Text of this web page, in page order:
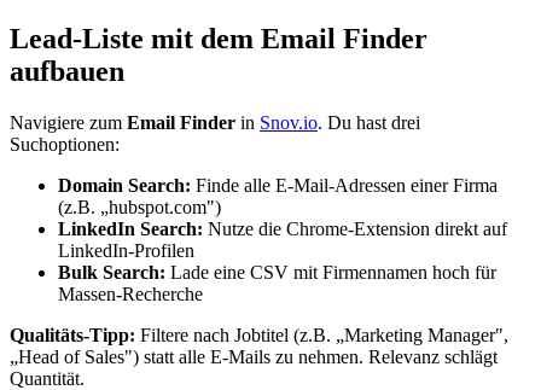
Lead-Liste mit dem Email Finder
aufbauen
Navigiere zum Email Finder in Snov.io. Du hast drei
Suchoptionen:
Domain Search: Finde alle E-Mail-Adressen einer Firma
(z.B. „hubspot.com")
LinkedIn Search: Nutze die Chrome-Extension direkt auf
LinkedIn-Profilen
Bulk Search: Lade eine CSV mit Firmennamen hoch für
Massen-Recherche
Qualitäts-Tipp: Filtere nach Jobtitel (z.B. „Marketing Manager",
„Head of Sales") statt alle E-Mails zu nehmen. Relevanz schlägt
Quantität.